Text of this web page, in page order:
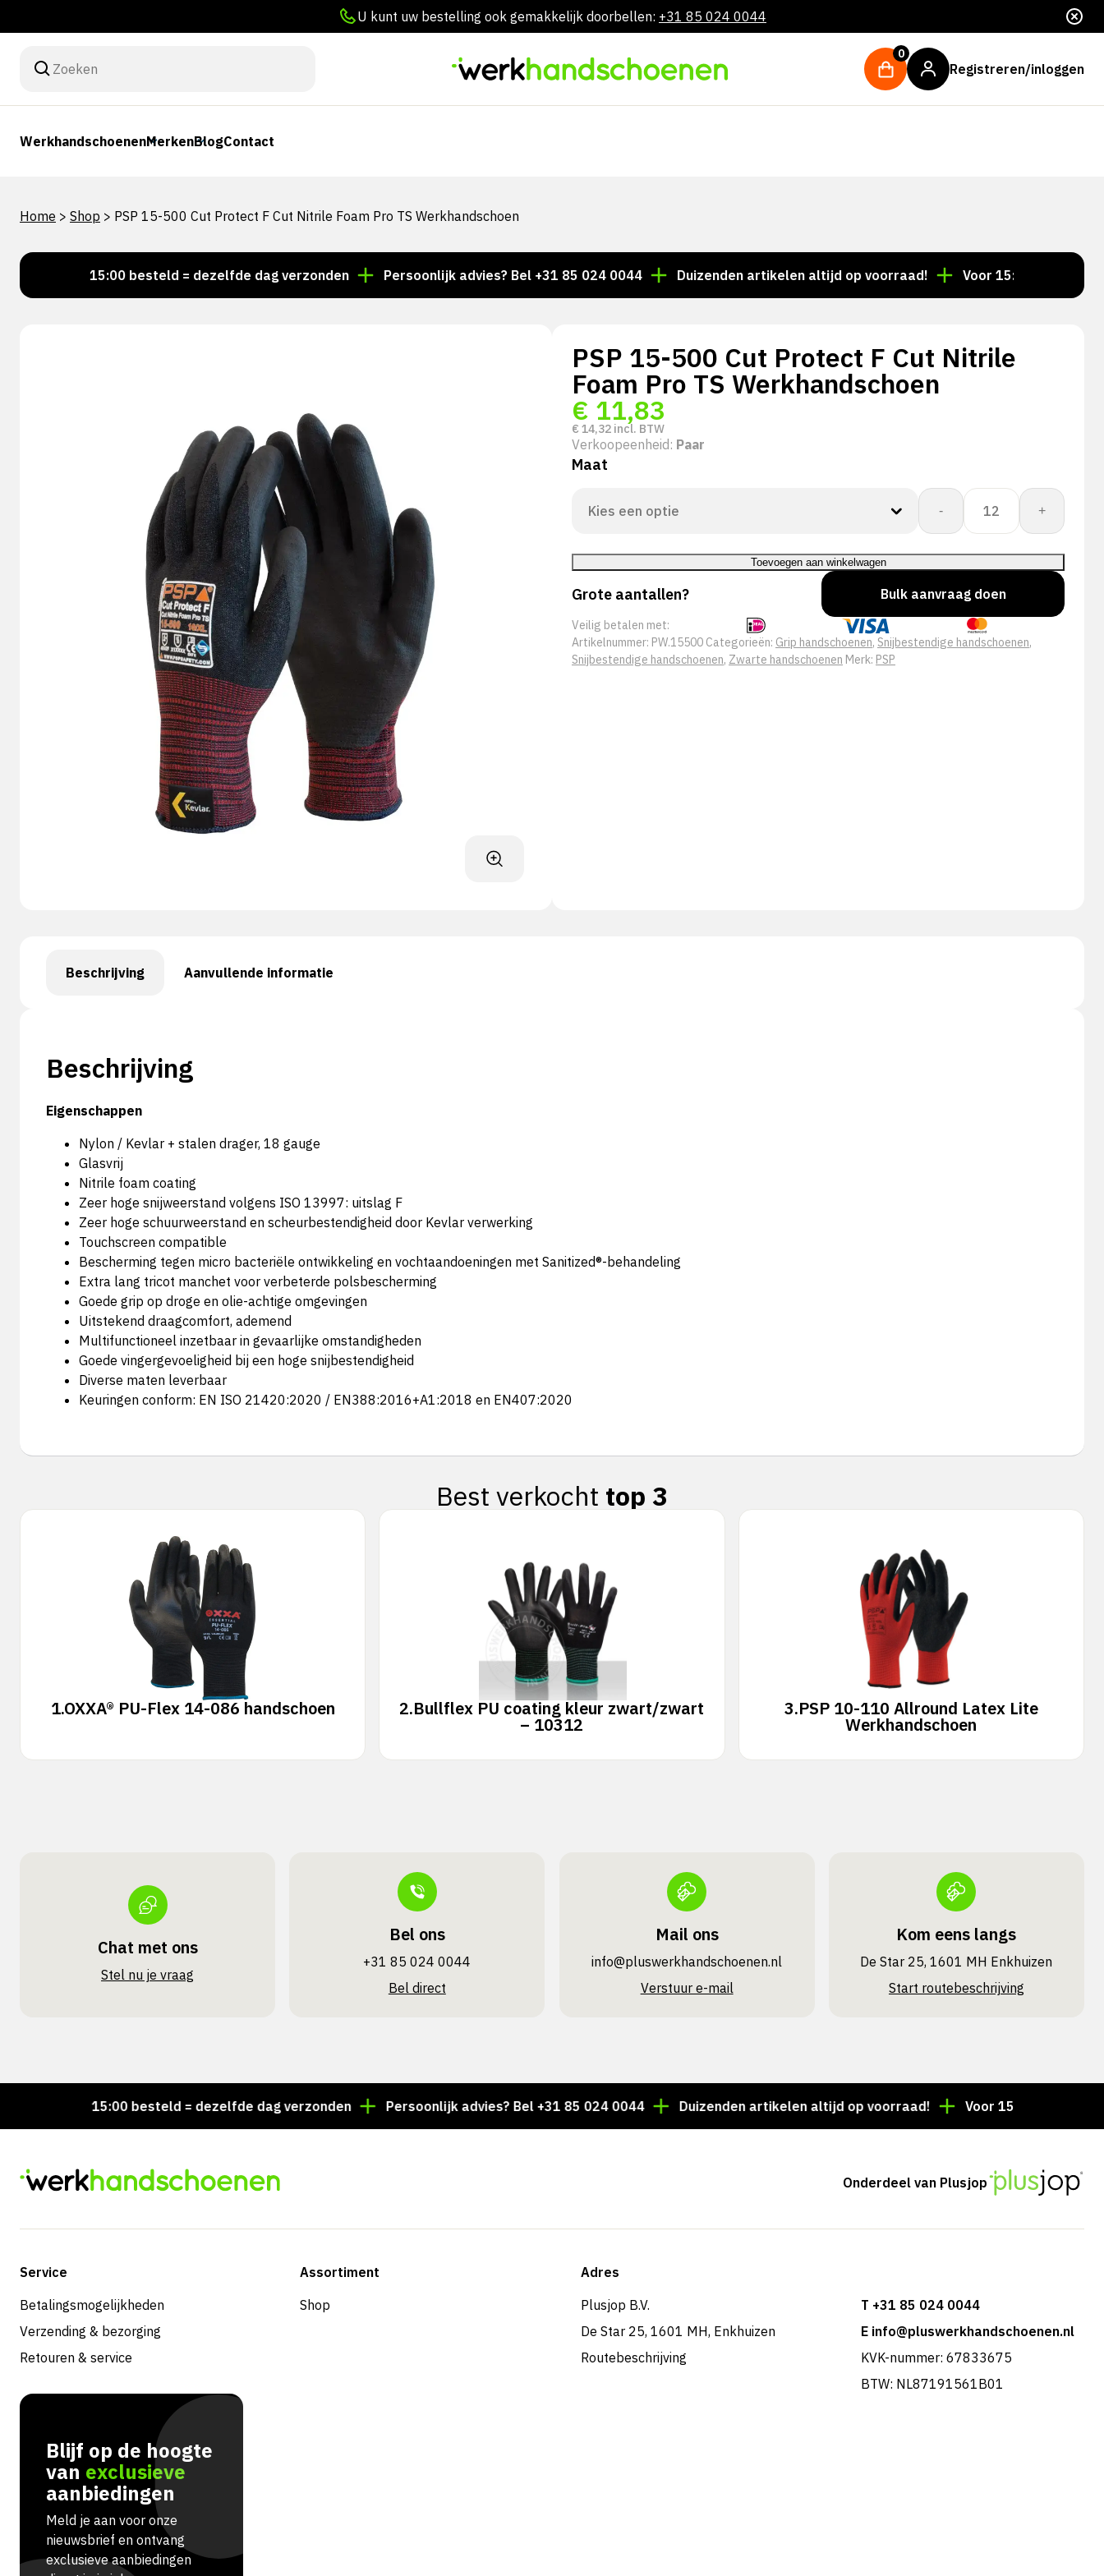
U kunt uw bestelling ook gemakkelijk doorbellen: +31 85 024 0044
0
Registreren/inloggen
WerkhandschoenenMerkenBlogContact
Home > Shop > PSP 15-500 Cut Protect F Cut Nitrile Foam Pro TS Werkhandschoen
Voor 15:00 besteld = dezelfde dag verzonden Persoonlijk advies? Bel +31 85 024 0044 Duizenden artikelen altijd op voorraad! Voor 15:00 besteld =
PSP 15-500 Cut Protect F Cut Nitrile
Foam Pro TS Werkhandschoen
€ 11,83
€ 14,32 incl. BTW
Verkoopeenheid: Paar
Maat
-
PSP
500
Cut
Protect
F
Cut
Nitrile
+
Toevoegen aan winkelwagen
Grote aantallen? Bulk aanvraag doen
Veilig betalen met:
Artikelnummer: PW.15500 Categorieën: Grip handschoenen, Snijbestendige handschoenen,
Snijbestendige handschoenen, Zwarte handschoenen Merk: PSP
Beschrijving Aanvullende informatie
Beschrijving
Eigenschappen
Nylon / Kevlar + stalen drager, 18 gauge
Glasvrij
Nitrile foam coating
Zeer hoge snijweerstand volgens ISO 13997: uitslag F
Zeer hoge schuurweerstand en scheurbestendigheid door Kevlar verwerking
Touchscreen compatible
Bescherming tegen micro bacteriële ontwikkeling en vochtaandoeningen met Sanitized®-behandeling
Extra lang tricot manchet voor verbeterde polsbescherming
Goede grip op droge en olie-achtige omgevingen
Uitstekend draagcomfort, ademend
Multifunctioneel inzetbaar in gevaarlijke omstandigheden
Goede vingergevoeligheid bij een hoge snijbestendigheid
Diverse maten leverbaar
Keuringen conform: EN ISO 21420:2020 / EN388:2016+A1:2018 en EN407:2020
Best verkocht top 3
1.OXXA® PU-Flex 14-086 handschoen 2.Bullflex PU coating kleur zwart/zwart
– 10312
3.PSP 10-110 Allround Latex Lite
Werkhandschoen
Chat met ons
Stel nu je vraag
Bel ons
+31 85 024 0044
Bel direct
Mail ons
info@pluswerk­handschoenen.nl
Verstuur e-mail
Kom eens langs
De Star 25, 1601 MH Enkhuizen
Start routebeschrijving
Voor 15:00 besteld = dezelfde dag verzonden Persoonlijk advies? Bel +31 85 024 0044 Duizenden artikelen altijd op voorraad! Voor 15:00 besteld =
Onderdeel van Plusjop
Service
Betalingsmogelijkheden
Verzending & bezorging
Retouren & service
Assortiment
Shop
Adres
Plusjop B.V.
De Star 25, 1601 MH, Enkhuizen
Routebeschrijving
T +31 85 024 0044
E info@pluswerkhandschoenen.nl
KVK-nummer: 67833675
BTW: NL87191561B01
Blijf op de hoogte
van exclusieve
aanbiedingen
Meld je aan voor onze
nieuwsbrief en ontvang
exclusieve aanbiedingen